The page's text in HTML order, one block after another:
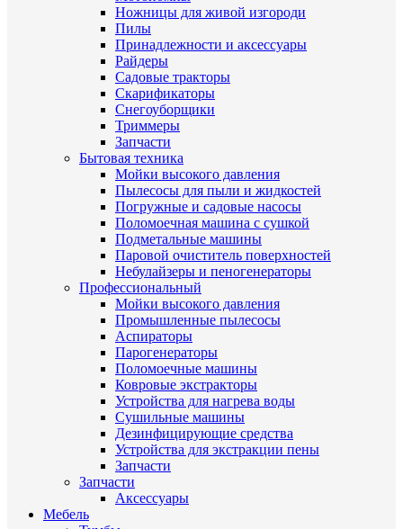
Ножницы для живой изгороди
Пилы
Принадлежности и аксессуары
Райдеры
Садовые тракторы
Скарификаторы
Снегоуборщики
Триммеры
Запчасти
Бытовая техника
Мойки высокого давления
Пылесосы для пыли и жидкостей
Погружные и садовые насосы
Поломоечная машина с сушкой
Подметальные машины
Паровой очиститель поверхностей
Небулайзеры и пеногенераторы
Профессиональный
Мойки высокого давления
Промышленные пылесосы
Аспираторы
Парогенераторы
Поломоечные машины
Ковровые экстракторы
Устройства для нагрева воды
Сушильные машины
Дезинфицирующие средства
Устройства для экстракции пены
Запчасти
Запчасти
Аксессуары
Мебель